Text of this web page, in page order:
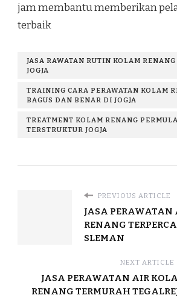
jam membantu memberikan
terbaik
JASA RAWATAN RUTIN KOLAM
JOGJA
TRAINING CARA PERAWATAN KOLAM
BAGUS DAN BENAR DI JOGJA
TREATMENT KOLAM RENANG
TERSTRUKTUR JOGJA
PREVIOUS ARTICLE
JASA PERAWATAN
RENANG
SLEMAN
NEXT ARTICLE
JASA PERAWATAN AIR
RENANG TERMURAH